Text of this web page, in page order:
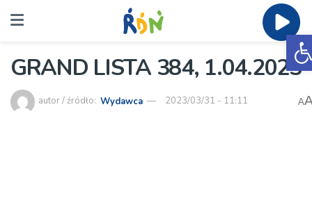
GRAND LISTA 384, 1.04.2023
autor / źródło: Wydawca 2023/03/31 - 11:11 A